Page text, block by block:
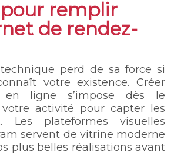
remplir
de rendez-
perd de sa force si
votre existence. Créer
ligne s’impose dès le
activité pour capter les
Les plateformes visuelles
servent de vitrine moderne
plus belles réalisations avant